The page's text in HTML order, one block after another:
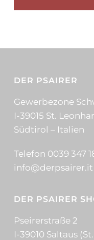
DER PSAIRER
Gewerbezone
I-39015 St.
Südtirol – Italien
Telefon 0039 347
info@derpsairer.it
DER PSAIRER
Pseirerstraße 2
I-39010 Saltaus